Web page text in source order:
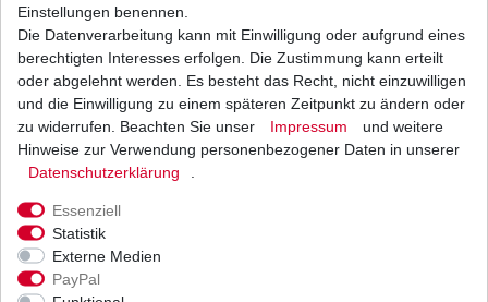
Batterie aus dem Zubehör YTZ7S TTZ7S
Abverkauf
UVP 36,90 € 30,00 € *
1 Stück | 30,00 € / Stück
*inkl. ges. MwSt. zzgl.Versandkosten
Einstellungen benennen.
Die Datenverarbeitung kann mit Einwilligung oder aufgrund eines
berechtigten Interesses erfolgen. Die Zustimmung kann erteilt
oder abgelehnt werden. Es besteht das Recht, nicht einzuwilligen
und die Einwilligung zu einem späteren Zeitpunkt zu ändern oder
zu widerrufen. Beachten Sie unser
Impressum
und weitere
Hinweise zur Verwendung personenbezogener Daten in unserer
Daten­schutz­erklärung
Essenziell
Statistik
Externe Medien
PayPal